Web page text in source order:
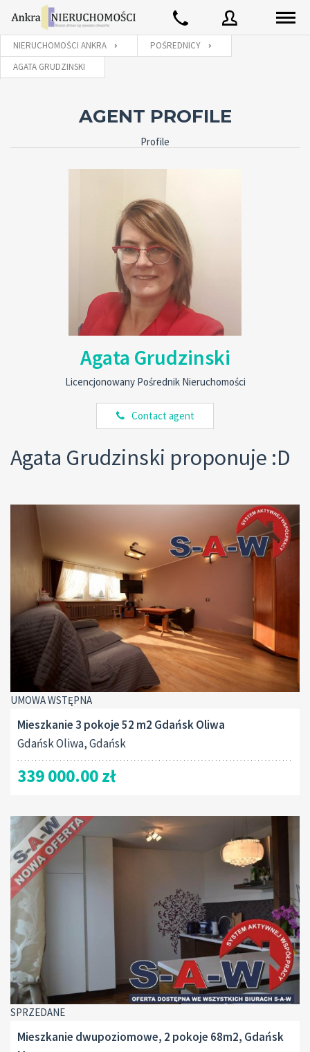
Zapamiętaj mnie
NIERUCHOMOŚCI ANKRA
POŚREDNICY
AGATA GRUDZINSKI
AGENT PROFILE
Profile
Agata Grudzinski
Licencjonowany Pośrednik Nieruchomości
Contact agent
Agata Grudzinski proponuje :D
UMOWA WSTĘPNA
Mieszkanie 3 pokoje 52 m2 Gdańsk Oliwa
Gdańsk Oliwa, Gdańsk
339 000.00 zł
SPRZEDANE
Mieszkanie dwupoziomowe, 2 pokoje 68m2, Gdańsk